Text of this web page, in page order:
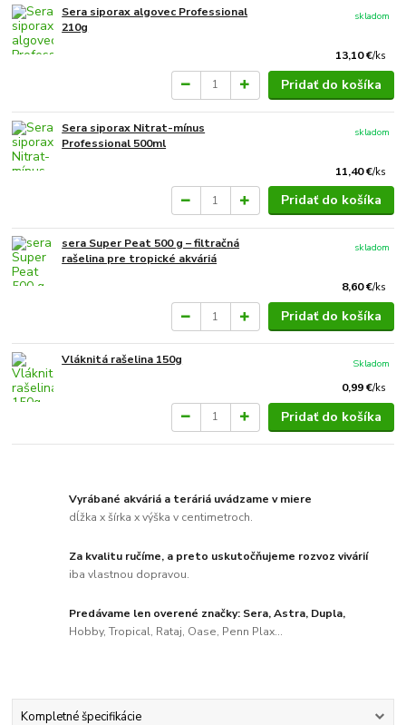
Sera siporax algovec Professional
210g
13,10 €/ks
skladom
Pridať do košíka
Sera siporax Nitrat-mínus
Professional 500ml
11,40 €/ks
skladom
Pridať do košíka
sera Super Peat 500 g – filtračná
rašelina pre tropické akváriá
8,60 €/ks
skladom
Pridať do košíka
Vláknitá rašelina 150g
0,99 €/ks
Skladom
Pridať do košíka
Vyrábané akváriá a teráriá uvádzame v miere
dĺžka x šírka x výška v centimetroch.
Za kvalitu ručíme, a preto uskutočňujeme rozvoz vivárií
iba vlastnou dopravou.
Predávame len overené značky: Sera, Astra, Dupla,
Hobby, Tropical, Rataj, Oase, Penn Plax...
Kompletné špecifikácie